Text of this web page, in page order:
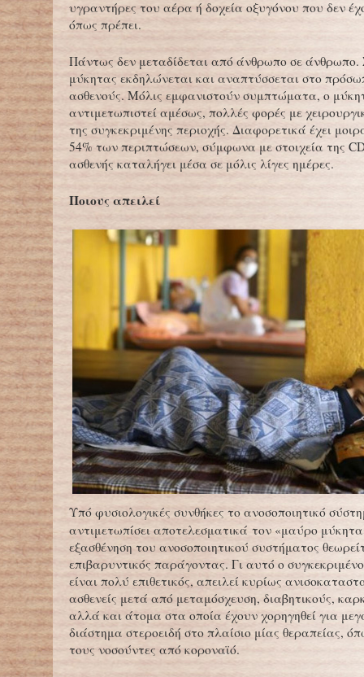
υγραντήρες του αέρα ή δοχεία οξυγόνου που δεν
όπως πρέπει.
Πάντως δεν μεταδίδεται από άνθρωπο σε άνθρωπο.
μύκητας εκδηλώνεται και αναπτύσσεται στο
ασθενούς. Μόλις εμφανιστούν συμπτώματα, ο
αντιμετωπιστεί αμέσως, πολλές φορές με
της συγκεκριμένης περιοχής. Διαφορετικά έχει
54% των περιπτώσεων, σύμφωνα με στοιχεία της
ασθενής καταλήγει μέσα σε μόλις λίγες ημέρες.
Ποιους απειλεί
Υπό φυσιολογικές συνθήκες το ανοσοποιητικό
αντιμετωπίσει αποτελεσματικά τον «μαύρο
εξασθένηση του ανοσοποιητικού συστήματος
επιβαρυντικός παράγοντας. Γι αυτό ο
είναι πολύ επιθετικός, απειλεί κυρίως
ασθενείς μετά από μεταμόσχευση, διαβητικούς,
αλλά και άτομα στα οποία έχουν χορηγηθεί για
διάστημα στεροειδή στο πλαίσιο μίας θεραπείας,
τους νοσούντες από κοροναϊό.